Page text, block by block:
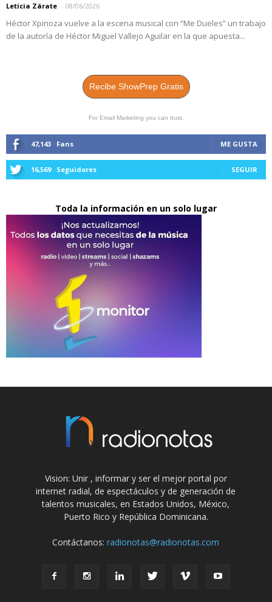
Leticia Zárate - 08/06/2026
Héctor Xpinoza vuelve a la escena musical con “Me Dueles” un trabajo
de la autoría de Héctor Miguel Vallejo Aguilar en la que apuesta...
Recibe ShowPrep Gratis
For Email Marketing you can trust.
47,143 Fans ME GUSTA
16,569 Seguidores SEGUIR
Toda la información en un solo lugar
Vision: Unir , informar y ser el mejor portal por
internet radial, de espectáculos y de generación de
talentos musicales, en Estados Unidos, México,
Puerto Rico y República Dominicana.
Contáctanos:radionotas@radionotas.com